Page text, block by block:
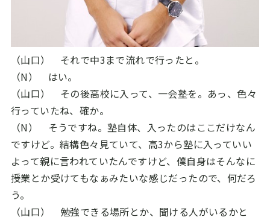
（山口） それで中3まで流れで行ったと。
（N） はい。
（山口） その後高校に入って、一会塾を。あっ、色々
行っていたね、確か。
（N） そうですね。塾自体、入ったのはここだけなん
ですけど。結構色々見ていて、高3から塾に入っていい
よって親に言われていたんですけど、僕自身はそんなに
授業とか受けてもなぁみたいな感じだったので、何だろ
う。
（山口） 勉強できる場所とか、聞ける人がいるかと